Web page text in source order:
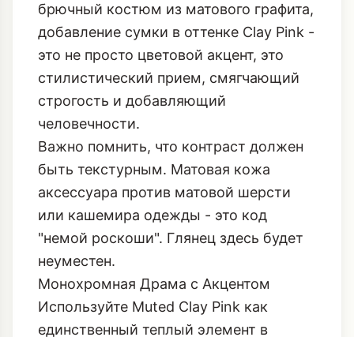
брючный костюм из матового графита,
добавление сумки в оттенке Clay Pink -
это не просто цветовой акцент, это
стилистический прием, смягчающий
строгость и добавляющий
человечности.
Важно помнить, что контраст должен
быть текстурным. Матовая кожа
аксессуара против матовой шерсти
или кашемира одежды - это код
"немой роскоши". Глянец здесь будет
неуместен.
Монохромная Драма с Акцентом
Используйте Muted Clay Pink как
единственный теплый элемент в